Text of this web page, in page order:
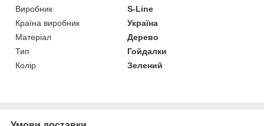
Виробник
S-Line
Країна виробник
Україна
Матеріал
Дерево
Тип
Гойдалки
Колір
Зелений